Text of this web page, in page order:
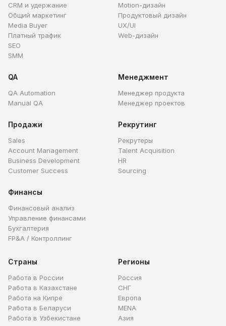
CRM и удержание
Общий маркетинг
Media Buyer
Платный трафик
SEO
SMM
Motion-дизайн
Продуктовый дизайн
UX/UI
Web-дизайн
QA
QA Automation
Manual QA
Менеджмент
Менеджер продукта
Менеджер проектов
Продажи
Sales
Account Management
Business Development
Customer Success
Рекрутинг
Рекрутеры
Talent Acquisition
HR
Sourcing
Финансы
Финансовый анализ
Управление финансами
Бухгалтерия
FP&A / Контроллинг
Страны
Работа в России
Работа в Казахстане
Работа на Кипре
Работа в Беларуси
Работа в Узбекистане
Регионы
Россия
СНГ
Европа
MENA
Азия